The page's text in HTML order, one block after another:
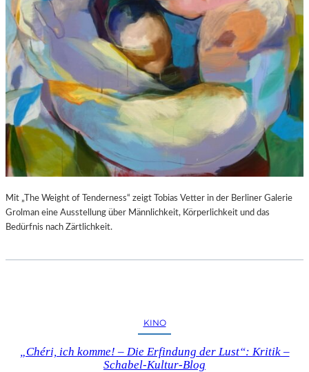
Mit „The Weight of Tenderness“ zeigt Tobias Vetter in der Berliner Galerie
Grolman eine Ausstellung über Männlichkeit, Körperlichkeit und das
Bedürfnis nach Zärtlichkeit.
KINO
„Chéri, ich komme! – Die Erfindung der Lust“: Kritik –
Schabel-Kultur-Blog